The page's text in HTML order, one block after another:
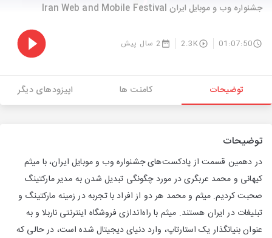
جشنواره وب و موبایل ایران Iran Web and Mobile Festival
01:07:50
2.3K 2 سال پیش
توضیحات کامنت ها اپیزودهای دیگر
توضیحات
در دهمین قسمت از پادکست‌های جشنواره وب و موبایل ایران، با میثم
کیهانی و محمد عربگری در مورد چگونگی تبدیل شدن به مدیر مارکتینگ
صحبت کردیم. میثم و محمد هر دو از افراد با تجربه در زمینه مارکتینگ و
تبلیغات در ایران هستند. میثم با راه‌اندازی فروشگاه اینترنتی ناربلا و به
عنوان بنیانگذار یک استارتاپ، وارد دنیای دیجیتال شده است، در حالی که